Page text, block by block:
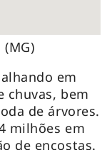
em
chuvas, bem
de árvores.
milhões em
de encostas.